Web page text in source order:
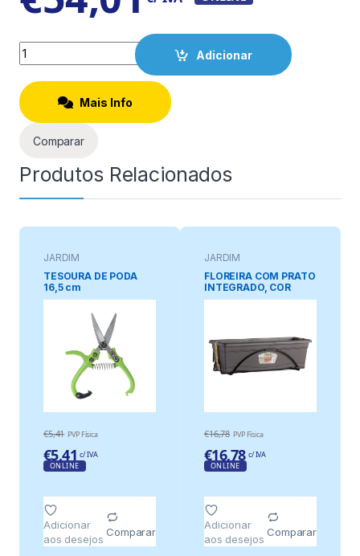
Quantity
Adicionar
Mais Info
Comparar
Produtos Relacionados
JARDIM
TESOURA DE PODA
16,5 cm
€5,41 PVP Física
€5,41 c/ IVA
ONLINE
Adicionar
aos desejos
Comparar
JARDIM
FLOREIRA COM PRATO
INTEGRADO, COR
ANTRACITE, 60 x 24
€16,78 PVP Física
€16,78 c/ IVA
ONLINE
Adicionar
aos desejos
Comparar